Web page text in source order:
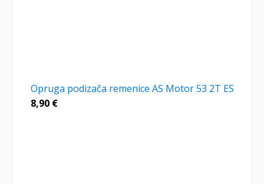
Opruga podizača remenice AS Motor 53 2T ES
8,90 €